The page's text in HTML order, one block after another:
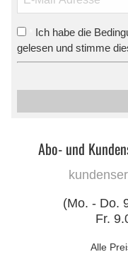
Ich habe die
gelesen und stimme
Abo- und
(Mo. - Do.
Fr.
Alle